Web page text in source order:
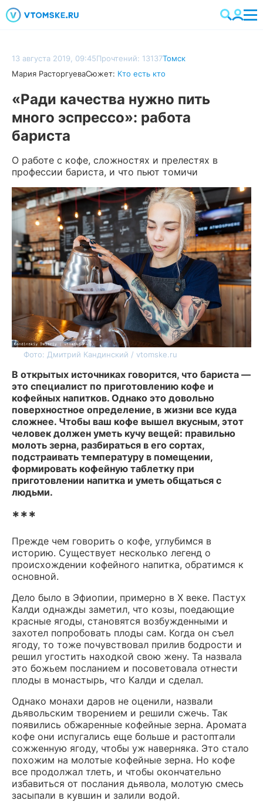
13 августа 2019, 09:45Прочтений: 13137Томск
Мария РасторгуеваСюжет: Кто есть кто
«Ради качества нужно пить
много эспрессо»: работа
бариста
О работе с кофе, сложностях и прелестях в
профессии бариста, и что пьют томичи
Фото: Дмитрий Кандинский / vtomske.ru
В открытых источниках говорится, что бариста —
это специалист по приготовлению кофе и
кофейных напитков. Однако это довольно
поверхностное определение, в жизни все куда
сложнее. Чтобы ваш кофе вышел вкусным, этот
человек должен уметь кучу вещей: правильно
молоть зерна, разбираться в его сортах,
подстраивать температуру в помещении,
формировать кофейную таблетку при
приготовлении напитка и уметь общаться с
людьми.
***
Прежде чем говорить о кофе, углубимся в
историю. Существует несколько легенд о
происхождении кофейного напитка, обратимся к
основной.
Дело было в Эфиопии, примерно в X веке. Пастух
Калди однажды заметил, что козы, поедающие
красные ягоды, становятся возбужденными и
захотел попробовать плоды сам. Когда он съел
ягоду, то тоже почувствовал прилив бодрости и
решил угостить находкой свою жену. Та назвала
это божьем посланием и посоветовала отнести
плоды в монастырь, что Калди и сделал.
Однако монахи даров не оценили, назвали
дьявольским творением и решили сжечь. Так
появились обжаренные кофейные зерна. Аромата
кофе они испугались еще больше и растоптали
сожженную ягоду, чтобы уж наверняка. Это стало
похожим на молотые кофейные зерна. Но кофе
все продолжал тлеть, и чтобы окончательно
избавиться от послания дьявола, молотую смесь
засыпали в кувшин и залили водой.